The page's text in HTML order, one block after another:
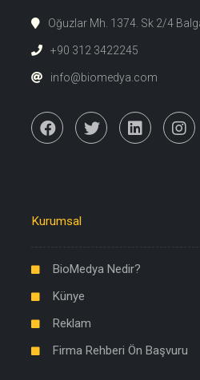
Oğuzlar Mh. 1374. Sk 2/4
+90 312 3422245
info@biomedya.com
Kurumsal
BioMedya Nedir?
Künye
Reklam
Firma Rehberi Ön Başvuru